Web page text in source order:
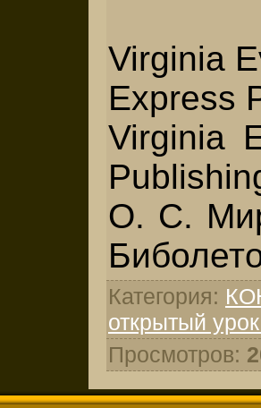
Virginia
Express
Virginia
O. C.
Категория:
открытый
Просмотров: